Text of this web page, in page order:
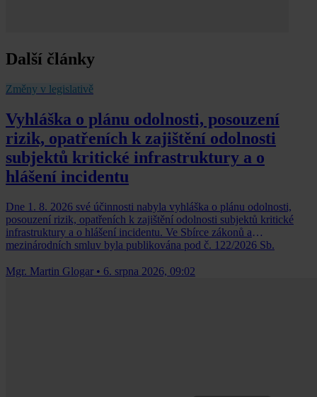
Další články
Změny v legislativě
Vyhláška o plánu odolnosti, posouzení
rizik, opatřeních k zajištění odolnosti
subjektů kritické infrastruktury a o
hlášení incidentu
Dne 1. 8. 2026 své účinnosti nabyla vyhláška o plánu odolnosti,
posouzení rizik, opatřeních k zajištění odolnosti subjektů kritické
infrastruktury a o hlášení incidentu. Ve Sbírce zákonů a
mezinárodních smluv byla publikována pod č. 122/2026 Sb.
Mgr. Martin Glogar • 6. srpna 2026, 09:02